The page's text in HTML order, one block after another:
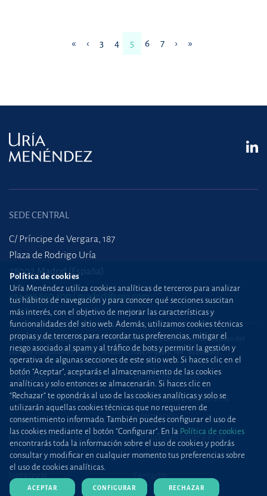
« ‹ 3 4 5 6 7 › »
SEDE CENTRAL
C/ Príncipe de Vergara, 187
Plaza de Rodrigo Uría
28002 Madrid (España)
+34 915 860 400 madrid@uria.com
Uría Menéndez Abogados, S.L.P. | Registro Mercantil de Madrid, Tomo 24490 del
Libro de Inscripciones Folio 42, Sección 8, Hoja M-43976. NIF: B28563963
Mapa web Política de cookies
Política de privacidad
Política de Seguridad de la
Información
Protección contraphishing
Condiciones generales de
contratación
Política de cookies
Uría Menéndez utiliza cookies analíticas de terceros para analizar
tus hábitos de navegación y para conocer qué secciones suscitan
más interés, con el objetivo de mejorar las características y
funcionalidades del sitio web. Además, utilizamos cookies técnicas
propias y de terceros para recordar tus preferencias, mitigar el
riesgo asociado al spam y al tráfico de bots y permitir la gestión y
operativa de algunas secciones de este sitio web. Si haces clic en el
botón "Aceptar", aceptarás el almacenamiento de las cookies
analíticas y solo entonces se almacenarán. Si haces clic en
“Rechazar” te opondrás al uso de las cookies analíticas y solo se
utilizarán aquellas cookies técnicas que no requieren de
consentimiento informado. También puedes configurar el uso de
las cookies mediante el botón "Configurar". En la Política de cookies
encontrarás toda la información sobre el uso de cookies y podrás
consultar y modificar en cualquier momento tus preferencias sobre
el uso de cookies analíticas.
ACEPTAR CONFIGURAR RECHAZAR